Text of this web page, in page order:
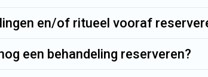
en/of ritueel vooraf
een behandeling reserveren?